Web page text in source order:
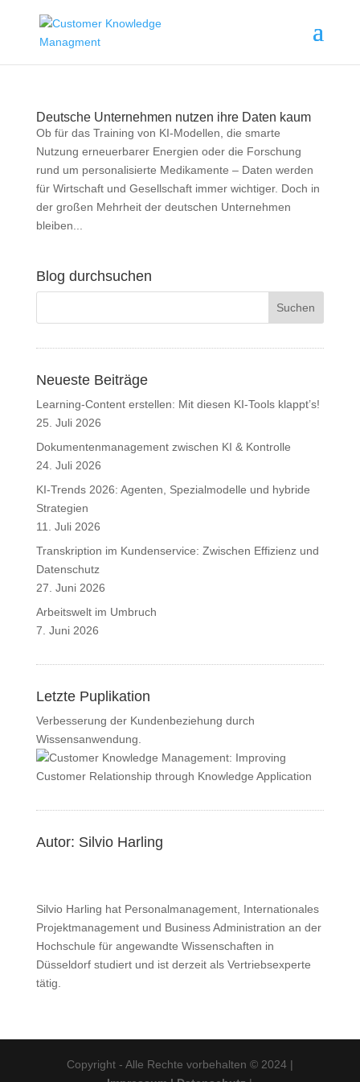
Deutsche Unternehmen nutzen ihre Daten kaum
Ob für das Training von KI-Modellen, die smarte
Nutzung erneuerbarer Energien oder die Forschung
rund um personalisierte Medikamente – Daten werden
für Wirtschaft und Gesellschaft immer wichtiger. Doch in
der großen Mehrheit der deutschen Unternehmen
bleiben...
Blog durchsuchen
Neueste Beiträge
Learning-Content erstellen: Mit diesen KI-Tools klappt’s!
25. Juli 2026
Dokumentenmanagement zwischen KI & Kontrolle
24. Juli 2026
KI-Trends 2026: Agenten, Spezialmodelle und hybride
Strategien
11. Juli 2026
Transkription im Kundenservice: Zwischen Effizienz und
Datenschutz
27. Juni 2026
Arbeitswelt im Umbruch
7. Juni 2026
Letzte Puplikation
Verbesserung der Kundenbeziehung durch
Wissensanwendung.
Autor: Silvio Harling
Silvio Harling hat Personalmanagement, Internationales
Projektmanagement und Business Administration an der
Hochschule für angewandte Wissenschaften in
Düsseldorf studiert und ist derzeit als Vertriebsexperte
tätig.
Copyright - Alle Rechte vorbehalten © 2024 |